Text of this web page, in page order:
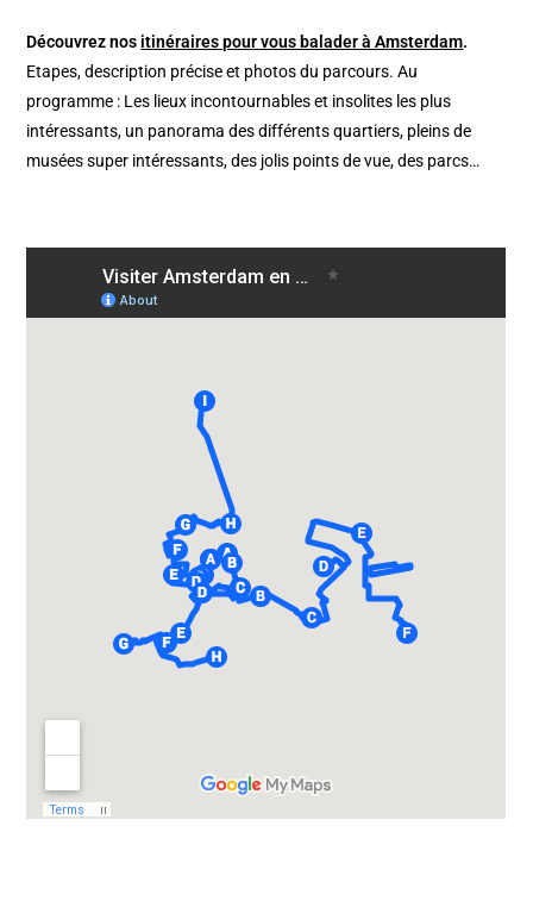
Découvrez nos itinéraires pour vous balader à Amsterdam.
Etapes, description précise et photos du parcours. Au
programme : Les lieux incontournables et insolites les plus
intéressants, un panorama des différents quartiers, pleins de
musées super intéressants, des jolis points de vue, des parcs…